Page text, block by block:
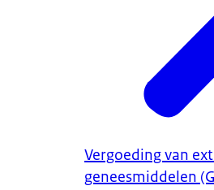
Vergoeding van
geneesmiddelen